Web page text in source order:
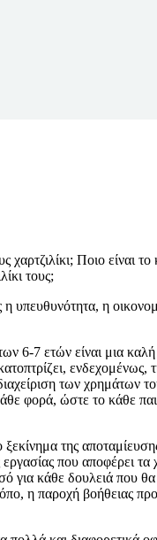
Ποιο είναι
τους;
η υπευθυνότητα, η
6-7 ετών είναι μια
ενδεχομένως,
των χρημάτων
φορά, ώστε το κάθε
ξεκίνημα της
που αποφέρει
για κάθε δουλειά που
η παροχή βοήθειας